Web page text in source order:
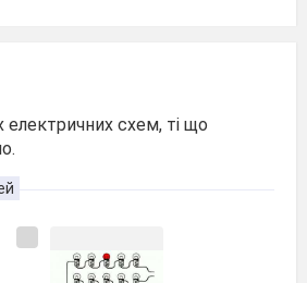
електричних схем, ті що